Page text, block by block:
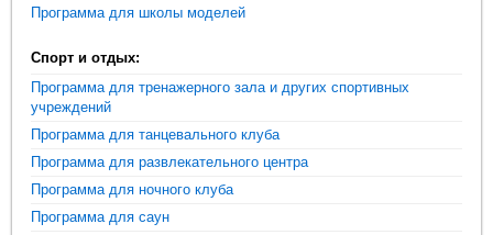
Программа для школы моделей
Спорт и отдых:
Программа для тренажерного зала и других спортивных
учреждений
Программа для танцевального клуба
Программа для развлекательного центра
Программа для ночного клуба
Программа для саун